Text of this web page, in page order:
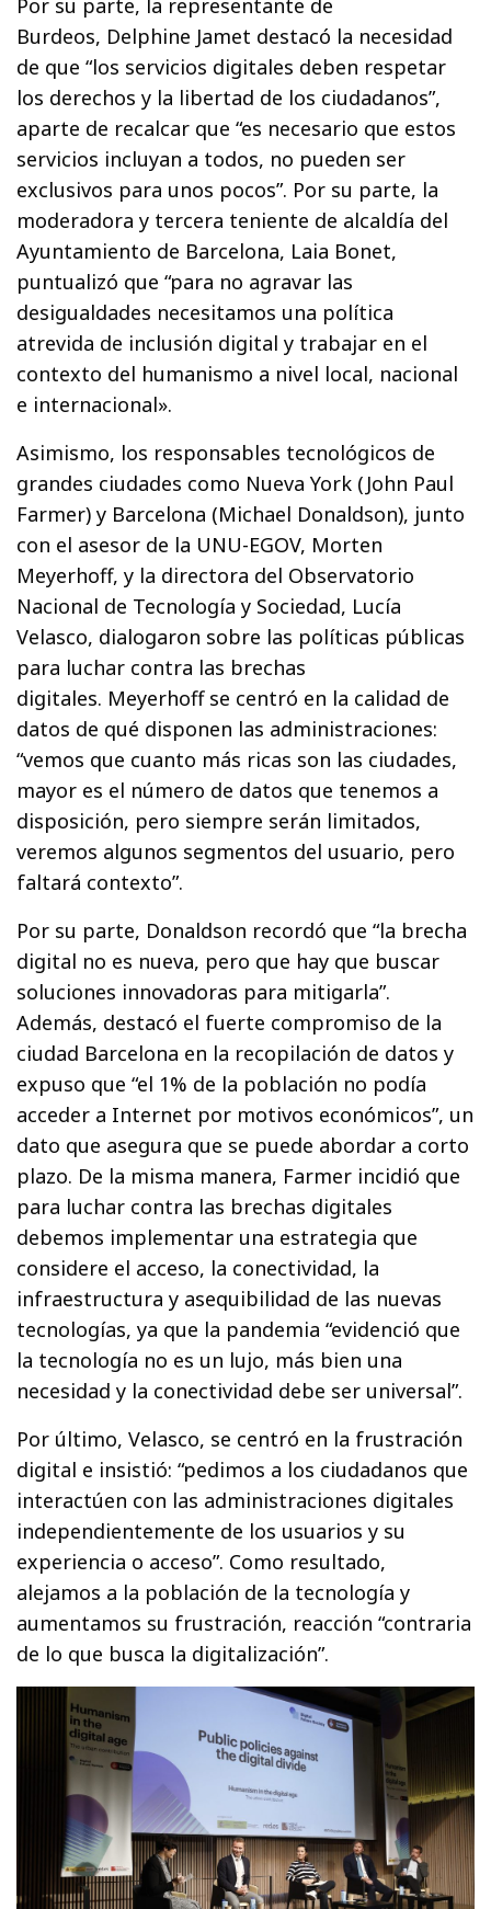
Burdeos, Delphine Jamet destacó la necesidad
de que “los servicios digitales deben respetar
los derechos y la libertad de los ciudadanos”,
aparte de recalcar que “es necesario que estos
servicios incluyan a todos, no pueden ser
exclusivos para unos pocos”. Por su parte, la
moderadora y tercera teniente de alcaldía del
Ayuntamiento de Barcelona, Laia Bonet,
puntualizó que “para no agravar las
desigualdades necesitamos una política
atrevida de inclusión digital y trabajar en el
contexto del humanismo a nivel local, nacional
e internacional».
Asimismo, los responsables tecnológicos de
grandes ciudades como Nueva York (John Paul
Farmer) y Barcelona (Michael Donaldson), junto
con el asesor de la UNU-EGOV, Morten
Meyerhoff, y la directora del Observatorio
Nacional de Tecnología y Sociedad, Lucía
Velasco, dialogaron sobre las políticas públicas
para luchar contra las brechas
digitales. Meyerhoff se centró en la calidad de
datos de qué disponen las administraciones:
“vemos que cuanto más ricas son las ciudades,
mayor es el número de datos que tenemos a
disposición, pero siempre serán limitados,
veremos algunos segmentos del usuario, pero
faltará contexto”.
Por su parte, Donaldson recordó que “la brecha
digital no es nueva, pero que hay que buscar
soluciones innovadoras para mitigarla”.
Además, destacó el fuerte compromiso de la
ciudad Barcelona en la recopilación de datos y
expuso que “el 1% de la población no podía
acceder a Internet por motivos económicos”, un
dato que asegura que se puede abordar a corto
plazo. De la misma manera, Farmer incidió que
para luchar contra las brechas digitales
debemos implementar una estrategia que
considere el acceso, la conectividad, la
infraestructura y asequibilidad de las nuevas
tecnologías, ya que la pandemia “evidenció que
la tecnología no es un lujo, más bien una
necesidad y la conectividad debe ser universal”.
Por último, Velasco, se centró en la frustración
digital e insistió: “pedimos a los ciudadanos que
interactúen con las administraciones digitales
independientemente de los usuarios y su
experiencia o acceso”. Como resultado,
alejamos a la población de la tecnología y
aumentamos su frustración, reacción “contraria
de lo que busca la digitalización”.